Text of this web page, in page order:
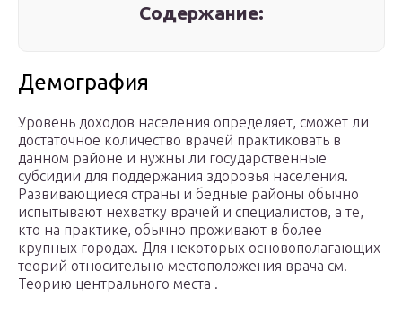
Содержание:
Демография
Уровень доходов населения определяет, сможет ли
достаточное количество врачей практиковать в
данном районе и нужны ли государственные
субсидии для поддержания здоровья населения.
Развивающиеся страны и бедные районы обычно
испытывают нехватку врачей и специалистов, а те,
кто на практике, обычно проживают в более
крупных городах. Для некоторых основополагающих
теорий относительно местоположения врача см.
Теорию центрального места .